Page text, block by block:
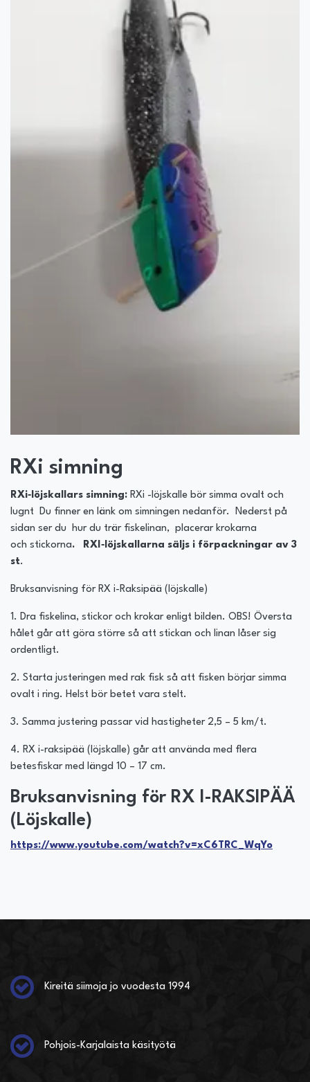
RXi simning
RXi‐löjskallars simning: RXi -löjskalle bör simma ovalt och
lugnt Du finner en länk om simningen nedanför. Nederst på
sidan ser du hur du trär fiskelinan, placerar krokarna
och stickorna. RXI‐löjskallarna säljs i förpackningar av 3
st.
Bruksanvisning för RX i-Raksipää (löjskalle)
1. Dra fiskelina, stickor och krokar enligt bilden. OBS! Översta
hålet går att göra större så att stickan och linan låser sig
ordentligt.
2. Starta justeringen med rak fisk så att fisken börjar simma
ovalt i ring. Helst bör betet vara stelt.
3. Samma justering passar vid hastigheter 2,5 – 5 km/t.
4. RX i-raksipää (löjskalle) går att använda med flera
betesfiskar med längd 10 – 17 cm.
Bruksanvisning för RX I-RAKSIPÄÄ
(Löjskalle)
https://www.youtube.com/watch?v=xC6TRC_WqYo
Kireitä siimoja jo vuodesta 1994
Pohjois-Karjalaista käsityötä